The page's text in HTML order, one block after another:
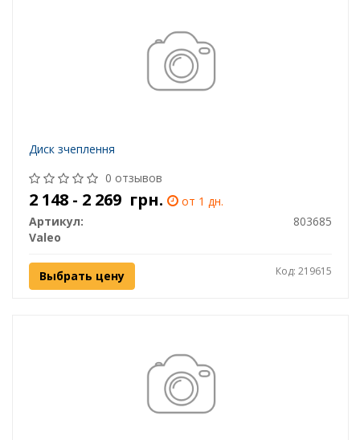
Диск зчеплення
0 отзывов
2 148 - 2 269 грн.
от 1 дн.
Артикул:
803685
Valeo
Выбрать цену Код: 219615